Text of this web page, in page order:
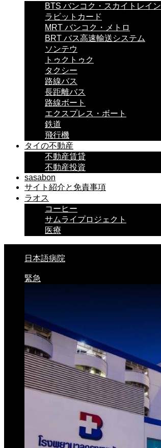
BTS バンコク・スカイトレイン
ラビットカード
MRT バンコク・メトロ
BRT バス高速輸送システム
ソンテウ
トゥクトゥク
タクシー
路線バス
長距離バス
路線ボート
エクスプレス・ボート
鉄道
飛行機
タイの不動産
不動産賃貸
不動産投資
sasabon
サイト紹介と免責事項
ラオス
コーヒー
サムライプロジェクト
医療
日本語病院
緊急